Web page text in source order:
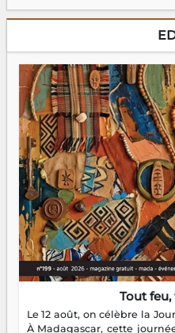
Tout
Le 12 août, on célèbre la
À Madagascar, cette